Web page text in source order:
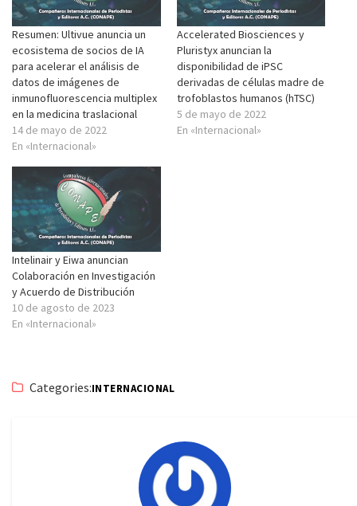
Resumen: Ultivue anuncia un
ecosistema de socios de IA
para acelerar el análisis de
datos de imágenes de
inmunofluorescencia multiplex
en la medicina traslacional
14 de mayo de 2022
En «Internacional»
Accelerated Biosciences y
Pluristyx anuncian la
disponibilidad de iPSC
derivadas de células madre de
trofoblastos humanos (hTSC)
5 de mayo de 2022
En «Internacional»
Intelinair y Eiwa anuncian
Colaboración en Investigación
y Acuerdo de Distribución
10 de agosto de 2023
En «Internacional»
Categories:INTERNACIONAL